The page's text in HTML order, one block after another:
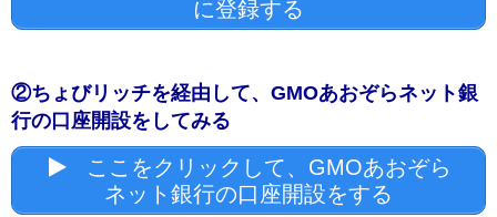
に登録する
②ちょびリッチを経由して、GMOあおぞらネット銀
行の口座開設をしてみる
ここをクリックして、GMOあおぞら
ネット銀行の口座開設をする